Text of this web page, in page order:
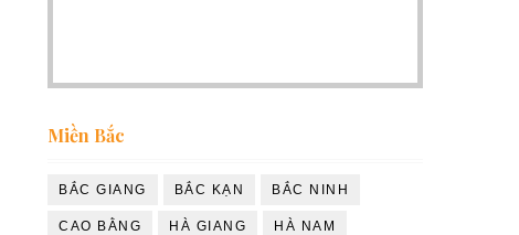
Miền Bắc
BẮC GIANG BẮC KẠN BẮC NINH
CAO BẰNG HÀ GIANG HÀ NAM